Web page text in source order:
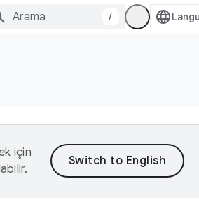
/
için